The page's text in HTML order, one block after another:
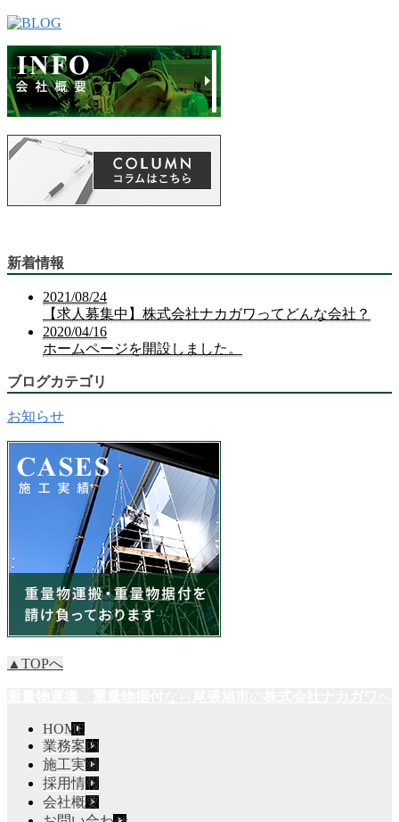
新着情報
2021/08/24
【求人募集中】株式会社ナカガワってどんな会社？
2020/04/16
ホームページを開設しました。
ブログカテゴリ
お知らせ
▲TOPへ
HOME
業務案内
施工実績
採用情報
会社概要